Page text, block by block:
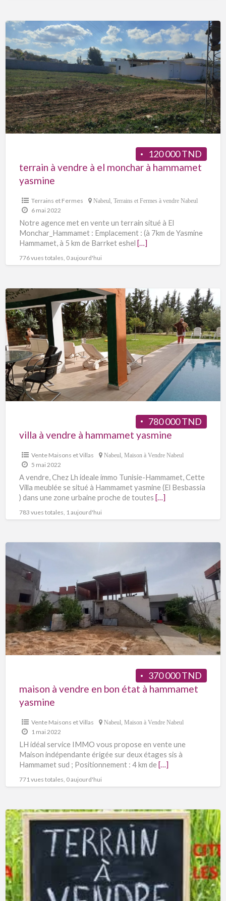
120 000 TND
terrain à vendre à el monchar à hammamet
yasmine
Terrains et Fermes Nabeul Terrains et Fermes à vendre Nabeul
6 mai 2022
Notre agence met en vente un terrain situé à El
Monchar_Hammamet : Emplacement : (à 7km de Yasmine
Hammamet, à 5 km de Barrket eshel […]
776 vues totales, 0 aujourd'hui
780 000 TND
villa à vendre à hammamet yasmine
Vente Maisons et Villas Nabeul Maison à Vendre Nabeul
5 mai 2022
A vendre, Chez Lh ideale immo Tunisie-Hammamet, Cette
Villa meublée se situé à Hammamet yasmine (El Besbassia
) dans une zone urbaine proche de toutes […]
783 vues totales, 1 aujourd'hui
370 000 TND
maison à vendre en bon état à hammamet
yasmine
Vente Maisons et Villas Nabeul Maison à Vendre Nabeul
1 mai 2022
LH idéal service IMMO vous propose en vente une
Maison indépendante érigée sur deux étages sis à
Hammamet sud ; Positionnement : 4 km de […]
771 vues totales, 0 aujourd'hui